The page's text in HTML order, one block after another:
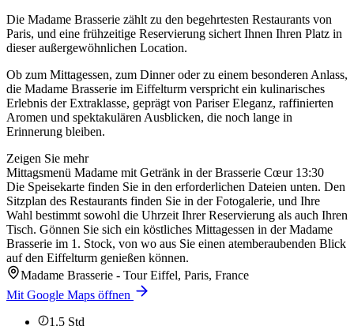
Die Madame Brasserie zählt zu den begehrtesten Restaurants von
Paris, und eine frühzeitige Reservierung sichert Ihnen Ihren Platz in
dieser außergewöhnlichen Location.
Ob zum Mittagessen, zum Dinner oder zu einem besonderen Anlass,
die Madame Brasserie im Eiffelturm verspricht ein kulinarisches
Erlebnis der Extraklasse, geprägt von Pariser Eleganz, raffinierten
Aromen und spektakulären Ausblicken, die noch lange in
Erinnerung bleiben.
Zeigen Sie mehr
Mittagsmenü Madame mit Getränk in der Brasserie Cœur 13:30
Die Speisekarte finden Sie in den erforderlichen Dateien unten. Den
Sitzplan des Restaurants finden Sie in der Fotogalerie, und Ihre
Wahl bestimmt sowohl die Uhrzeit Ihrer Reservierung als auch Ihren
Tisch. Gönnen Sie sich ein köstliches Mittagessen in der Madame
Brasserie im 1. Stock, von wo aus Sie einen atemberaubenden Blick
auf den Eiffelturm genießen können.
Madame Brasserie - Tour Eiffel, Paris, France
Mit Google Maps öffnen
1.5 Std